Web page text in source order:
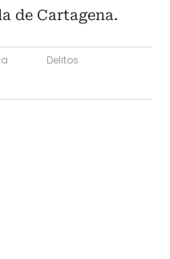
de Cartagena.
Delitos